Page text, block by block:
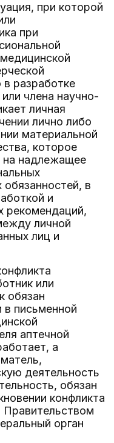
при которой
при
в разработке
члена научно-
личная
лично либо
материальной
которое
на надлежащее
в
и
рекомендаций,
личной
лиц и
или
обязан
письменной
аптечной
а
деятельность
обязан
конфликта
Правительством
орган